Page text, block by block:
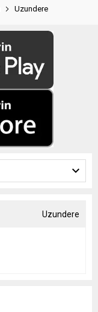
Uzundere
Uzundere